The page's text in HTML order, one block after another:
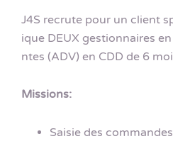
J4S recrute pour un client
ique DEUX gestionnaires
ntes (ADV) en CDD de 6
Missions:
Saisie des